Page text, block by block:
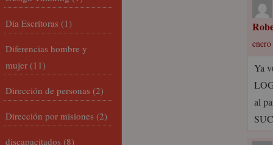
Ya
al
Día Escritoras (1)
Diferencias hombre y
mujer (11)
Dirección de personas (2)
Dirección por misiones (2)
discapacitados (8)